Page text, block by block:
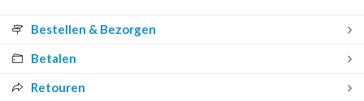
Bestellen & Bezorgen
Betalen
Retouren